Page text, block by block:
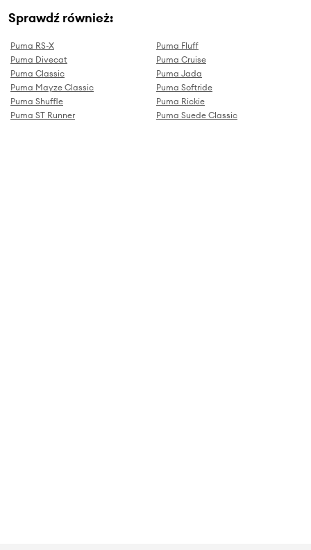
Sprawdź również:
Puma RS-X
Puma Fluff
Puma Divecat
Puma Cruise
Puma Classic
Puma Jada
Puma Mayze Classic
Puma Softride
Puma Shuffle
Puma Rickie
Puma ST Runner
Puma Suede Classic